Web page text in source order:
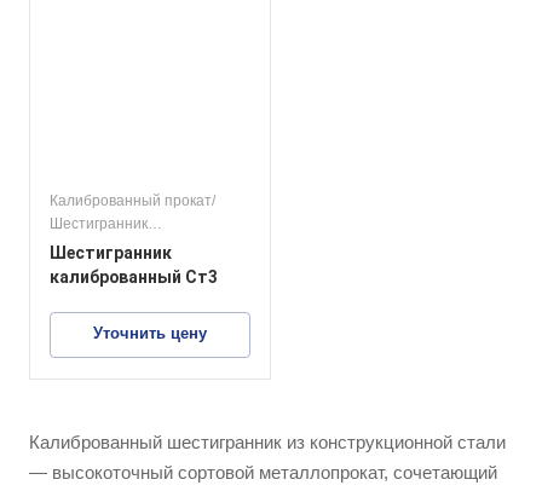
Калиброванный прокат/
Шестигранник
калиброванный
конструкционные стали
Шестигранник
калиброванный Ст3
Уточнить цену
Калиброванный шестигранник из конструкционной стали
— высокоточный сортовой металлопрокат, сочетающий